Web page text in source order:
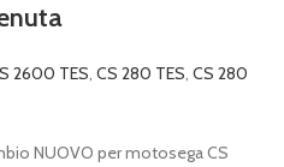
2600 TES, CS 280 TES, CS 280
NUOVO per motosega CS